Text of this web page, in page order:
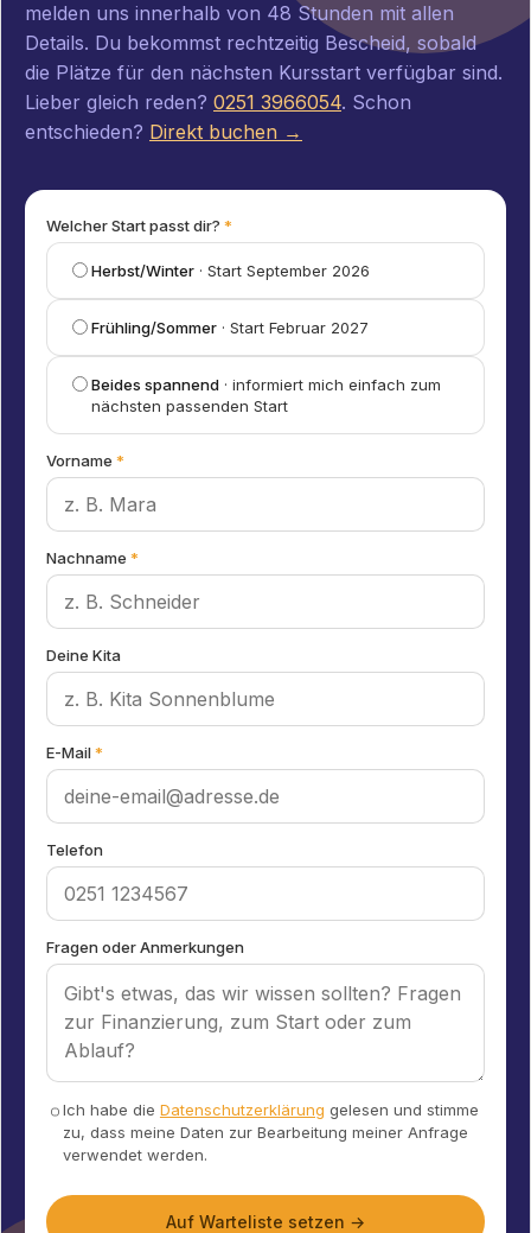
melden uns innerhalb von 48 Stunden mit allen
Details. Du bekommst rechtzeitig Bescheid, sobald
die Plätze für den nächsten Kursstart verfügbar sind.
Lieber gleich reden? 0251 3966054. Schon
entschieden? Direkt buchen →
Welcher Start passt dir? *
Herbst/Winter · Start September 2026
Frühling/Sommer · Start Februar 2027
Beides spannend · informiert mich einfach zum
nächsten passenden Start
Vorname *
Nachname *
Deine Kita
E-Mail*
Telefon
Fragen oder Anmerkungen
Ich habe die Datenschutzerklärung gelesen und stimme
zu, dass meine Daten zur Bearbeitung meiner Anfrage
verwendet werden.
Auf Warteliste setzen →